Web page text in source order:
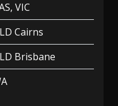
VIC
Cairns
Brisbane